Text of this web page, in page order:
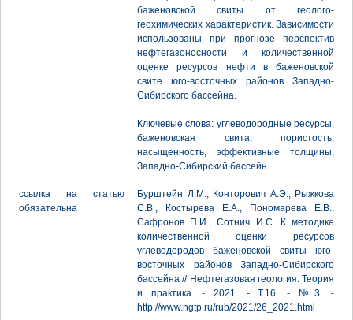
баженовской свиты от геолого-
геохимических характеристик. Зависимости
использованы при прогнозе перспектив
нефтегазоносности и количественной
оценке ресурсов нефти в баженовской
свите юго-восточных районов Западно-
Сибирского бассейна.
Ключевые слова: углеводородные ресурсы,
баженовская свита, пористость,
насыщенность, эффективные толщины,
Западно-Сибирский бассейн.
ссылка на статью
обязательна
Бурштейн Л.М., Конторович А.Э., Рыжкова
С.В., Костырева Е.А., Пономарева Е.В.,
Сафронов П.И., Сотнич И.С. К методике
количественной оценки ресурсов
углеводородов баженовской свиты юго-
восточных районов Западно-Сибирского
бассейна // Нефтегазовая геология. Теория
и практика. - 2021. - Т.16. - №3. -
http://www.ngtp.ru/rub/2021/26_2021.html